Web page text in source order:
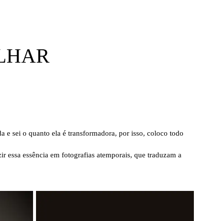
e sei o quanto ela é transformadora, por isso, coloco todo
essência em fotografias atemporais, que traduzam a